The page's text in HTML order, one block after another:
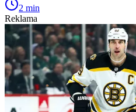
2 min
Reklama